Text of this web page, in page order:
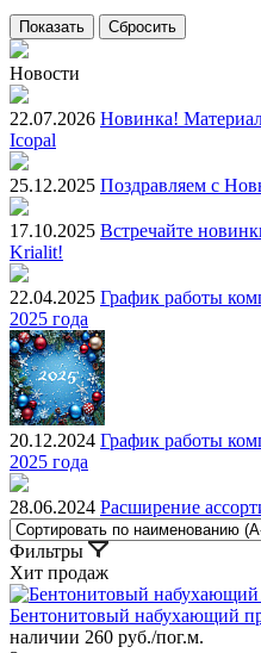
Новости
22.07.2026 Новинка!
Icopal
25.12.2025 Поздравляем с
17.10.2025 Встречайте
Krialit!
22.04.2025 График работы
2025 года
20.12.2024 График работы
2025 года
28.06.2024 Расширение
Фильтры
Хит продаж
Бентонитовый набухающий
наличии 260 руб./пог.м.